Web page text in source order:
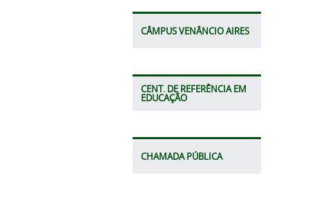
CÂMPUS VENÂNCIO AIRES
CENT. DE REFERÊNCIA EM
EDUCAÇÃO
CHAMADA PÚBLICA